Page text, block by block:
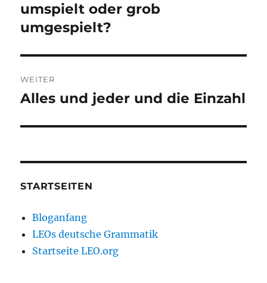
Beitrag:
umspielt oder grob
umgespielt?
WEITER
Nächster
Alles und jeder und die Einzahl
STARTSEITEN
Bloganfang
LEOs deutsche Grammatik
Startseite LEO.org